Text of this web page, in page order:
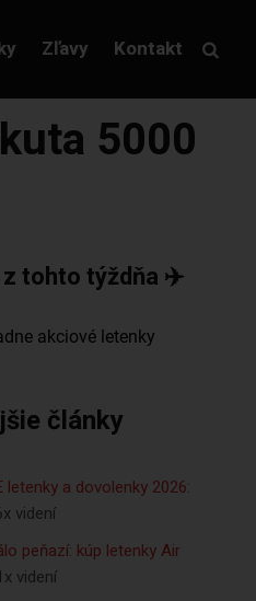
Zľavy Kontakt
5000
tohto týždňa ✈️
články
letenky a dovolenky 2026:
videní
peňazí: kúp letenky Air
videní